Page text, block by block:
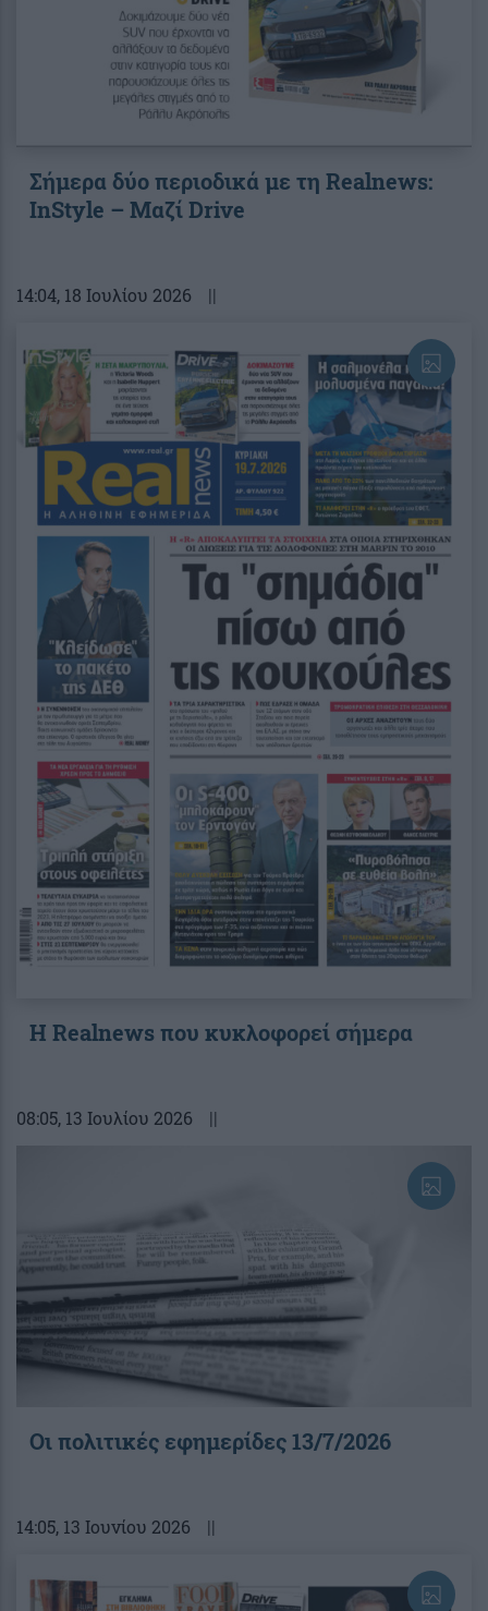
Σήμερα δύο περιοδικά με τη Realnews:
InStyle – Μαζί Drive
14:04, 18 Ιουλίου 2026 ||
Η Realnews που κυκλοφορεί σήμερα
08:05, 13 Ιουλίου 2026 ||
Οι πολιτικές εφημερίδες 13/7/2026
14:05, 13 Ιουνίου 2026 ||